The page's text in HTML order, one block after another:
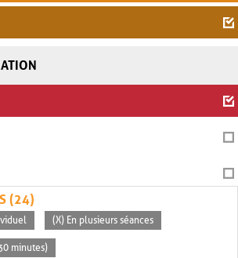
(24)
(X) En plusieurs séances
minutes)